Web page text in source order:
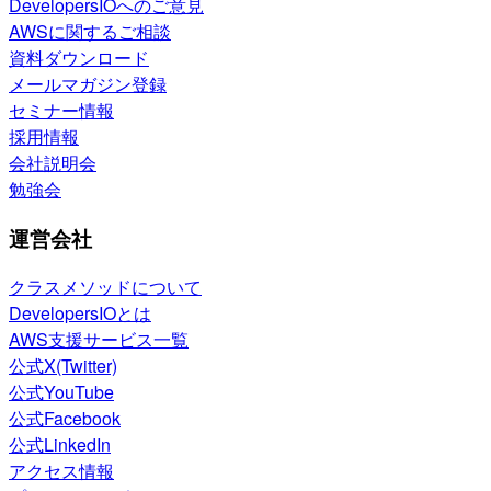
AWSに関するご相談
資料ダウンロード
メールマガジン登録
セミナー情報
採用情報
会社説明会
勉強会
運営会社
クラスメソッドについて
DevelopersIOとは
AWS支援サービス一覧
公式X(Twitter)
公式YouTube
公式Facebook
公式LinkedIn
アクセス情報